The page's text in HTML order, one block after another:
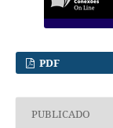
PDF
PUBLICADO